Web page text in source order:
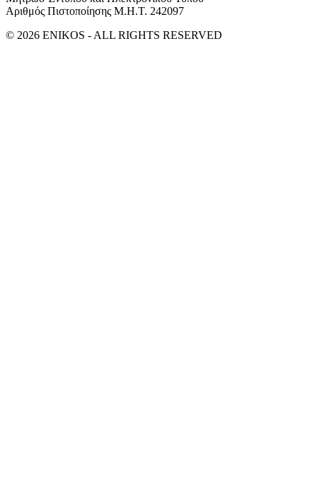
Αριθμός Πιστοποίησης Μ.Η.Τ. 242097
© 2026 ENIKOS - ALL RIGHTS RESERVED